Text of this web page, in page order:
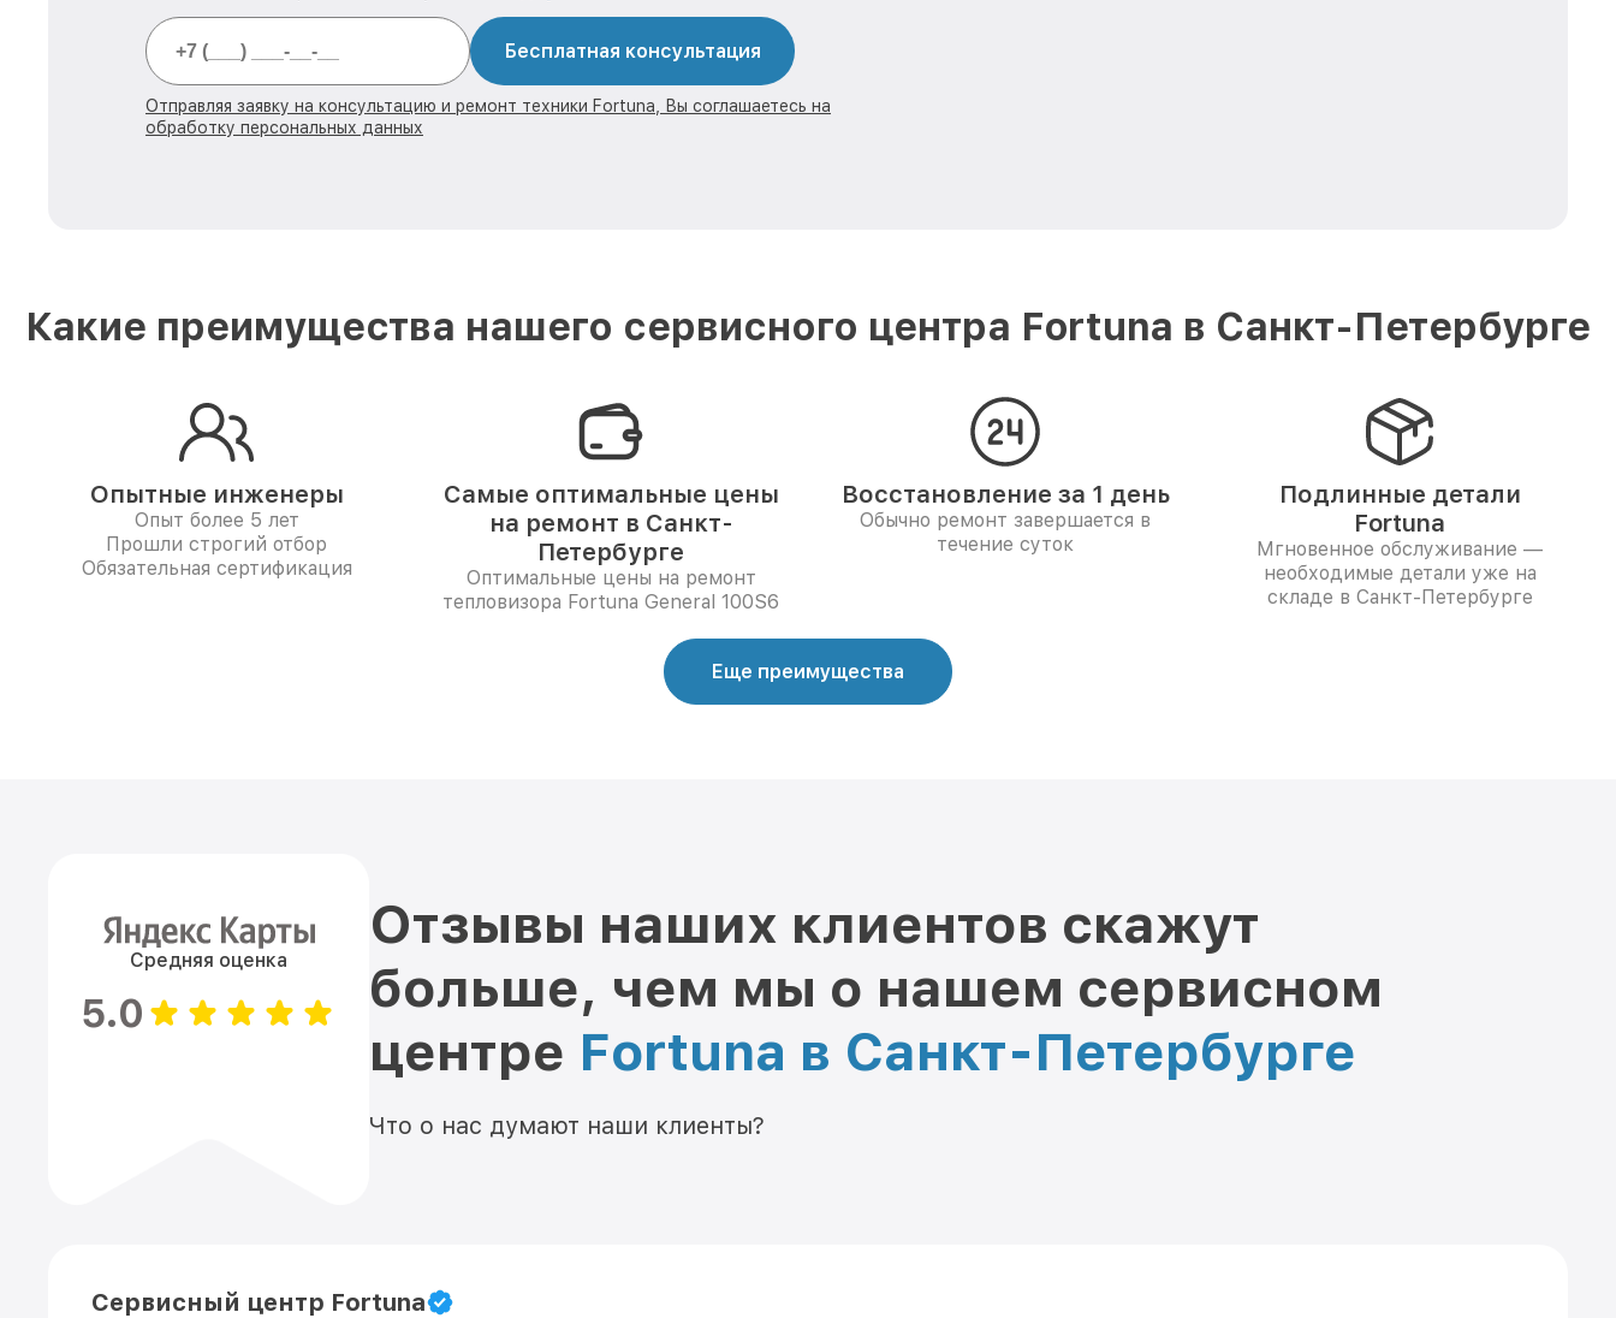
Бесплатная консультация
Отправляя заявку на консультацию и ремонт техники Fortuna, Вы соглашаетесь на
обработку персональных данных
Какие преимущества нашего сервисного центра Fortuna в Санкт-Петербурге
Опытные инженеры
Опыт более 5 лет
Прошли строгий отбор
Обязательная сертификация
Самые оптимальные цены
на ремонт в Санкт-
Петербурге
Оптимальные цены на ремонт
тепловизора Fortuna General 100S6
Восстановление за 1 день
Обычно ремонт завершается в
течение суток
Подлинные детали
Fortuna
Мгновенное обслуживание —
необходимые детали уже на
складе в Санкт-Петербурге
Еще преимущества
Средняя оценка
5.0
Отзывы наших клиентов скажут
больше, чем мы о нашем сервисном
центре Fortuna в Санкт-Петербурге
Что о нас думают наши клиенты?
Сервисный центр Fortuna